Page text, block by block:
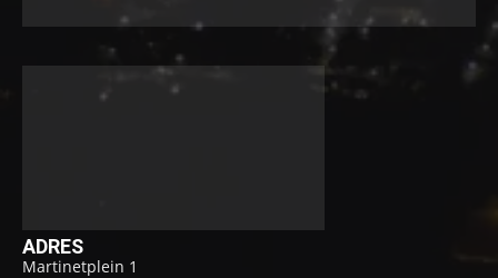
ADRES
Martinetplein 1